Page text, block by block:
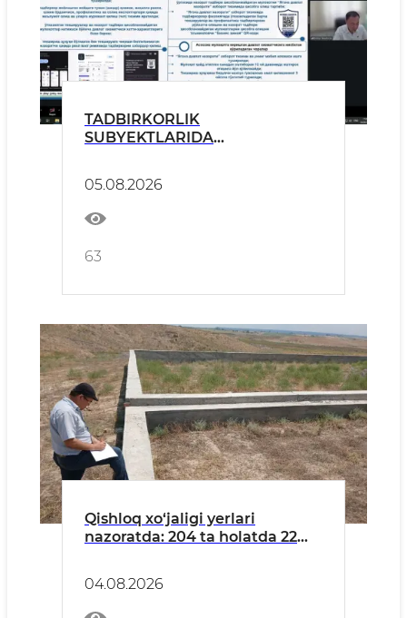
TADBIRKORLIK
SUBYEKTLARIDA
SOHASIDA O‘QUV-AMALIY
SEMINARLARI BO‘LIB
O‘TMOQDA
05.08.2026
63
Qishloq xo‘jaligi yerlari
nazoratda: 204 ta holatda 22
04.08.2026